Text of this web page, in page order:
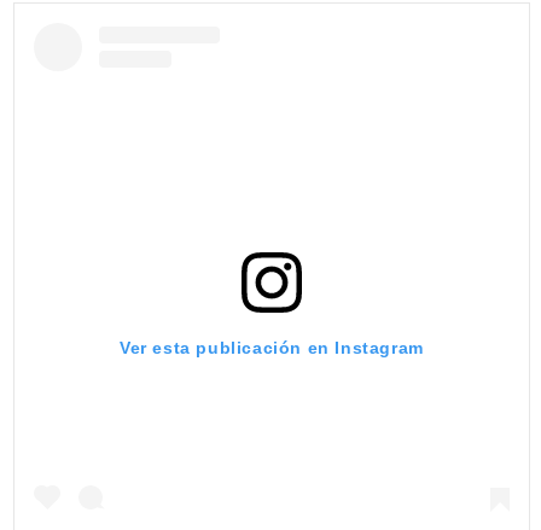
Ver esta publicación en Instagram